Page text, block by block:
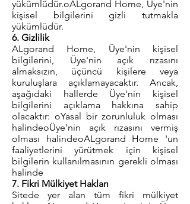
yükümlüdür.oALgorand Home, Üye'nin
kişisel bilgilerini gizli tutmakla
yükümlüdür.
6. Gizlilik
ALgorand Home, Üye'nin kişisel
bilgilerini, Üye'nin açık rızasını
almaksızın, üçüncü kişilere veya
kuruluşlara açıklamayacaktır. Ancak,
aşağıdaki hallerde Üye'nin kişisel
bilgilerini açıklama hakkına sahip
olacaktır: oYasal bir zorunluluk olması
halindeoÜye'nin açık rızasını vermiş
olması halindeoALgorand Home 'un
faaliyetlerini yürütmek için kişisel
bilgilerin kullanılmasının gerekli olması
halinde
7. Fikri Mülkiyet Hakları
Sitede yer alan tüm fikri mülkiyet